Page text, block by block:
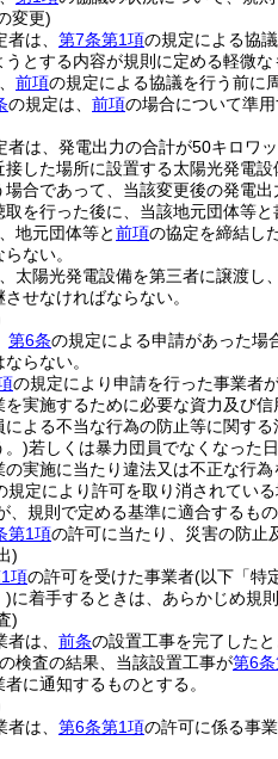
変更)
は、 第7条第1項の規定による協
とする内容が規則に定める軽微な
前項の規定による協議を行う前に
の規定は、 前項の場合について準用
者は、発電出力の合計が50キロワ
接した場所に設置する太陽光発電
場合であって、当該変更後の発電
を行った後に、当該地元団体等
地元団体等と前項の協定を締結し
ない。
太陽光発電設備を第三者に譲渡し
せなければならない。
第6条の規定による申請があった場
らない。
の規定により申請を行った事業者
を実施するために必要な資力及び信
による不当な行為の防止等に関する
。)若しくは暴力団員でなくなった
の実施に当たり違法又は不正な行
規定により許可を取り消されてい
、規則で定める基準に適合するもの
第1項の許可に当たり、災害の防止
)
項の許可を受けた事業者(以下「特
)に着手するときは、あらかじめ規
)
は、 前条の設置工事を完了した
の検査の結果、当該設置工事が第6
に通知するものとする。
は、 第6条第1項の許可に係る事